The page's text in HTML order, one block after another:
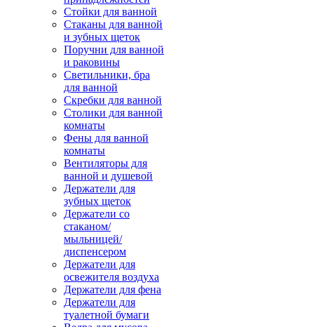
Стойки для ванной
Стаканы для ванной
и зубных щеток
Поручни для ванной
и раковины
Светильники, бра
для ванной
Скребки для ванной
Столики для ванной
комнаты
Фены для ванной
комнаты
Вентиляторы для
ванной и душевой
Держатели для
зубных щеток
Держатели со
стаканом/
мыльницей/
диспенсером
Держатели для
освежителя воздуха
Держатели для фена
Держатели для
туалетной бумаги